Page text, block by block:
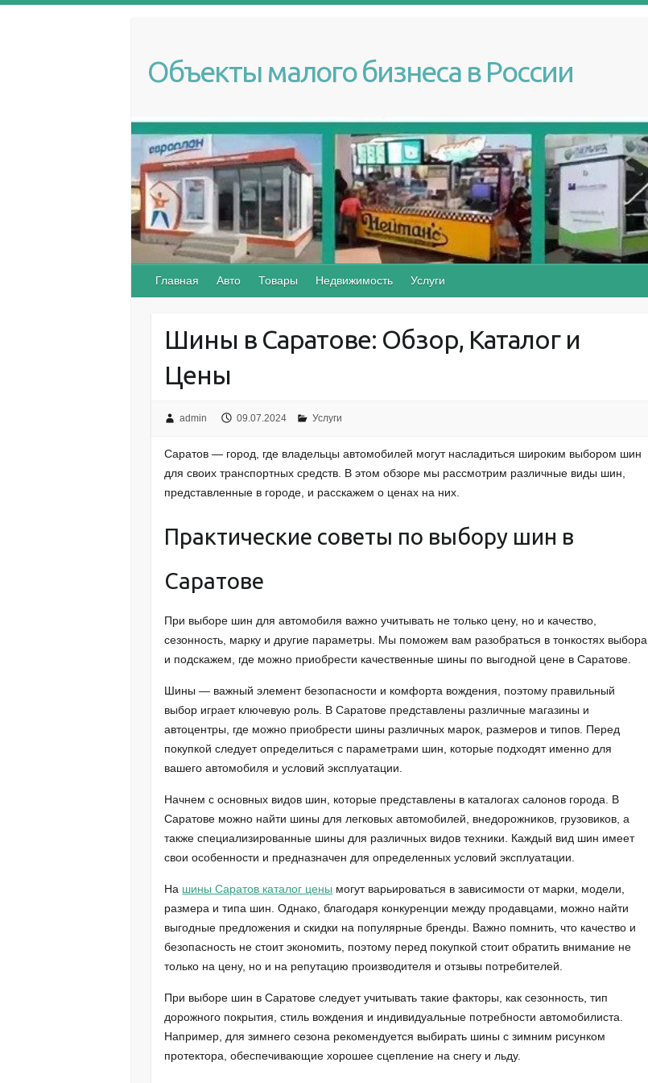
Объекты малого бизнеса в России
Главная Авто Товары Недвижимость Услуги
Шины в Саратове: Обзор, Каталог и
Цены
admin 09.07.2024 Услуги
Саратов — город, где владельцы автомобилей могут насладиться широким выбором шин
для своих транспортных средств. В этом обзоре мы рассмотрим различные виды шин,
представленные в городе, и расскажем о ценах на них.
Практические советы по выбору шин в
Саратове
При выборе шин для автомобиля важно учитывать не только цену, но и качество,
сезонность, марку и другие параметры. Мы поможем вам разобраться в тонкостях выбора
и подскажем, где можно приобрести качественные шины по выгодной цене в Саратове.
Шины — важный элемент безопасности и комфорта вождения, поэтому правильный
выбор играет ключевую роль. В Саратове представлены различные магазины и
автоцентры, где можно приобрести шины различных марок, размеров и типов. Перед
покупкой следует определиться с параметрами шин, которые подходят именно для
вашего автомобиля и условий эксплуатации.
Начнем с основных видов шин, которые представлены в каталогах салонов города. В
Саратове можно найти шины для легковых автомобилей, внедорожников, грузовиков, а
также специализированные шины для различных видов техники. Каждый вид шин имеет
свои особенности и предназначен для определенных условий эксплуатации.
На шины Саратов каталог цены могут варьироваться в зависимости от марки, модели,
размера и типа шин. Однако, благодаря конкуренции между продавцами, можно найти
выгодные предложения и скидки на популярные бренды. Важно помнить, что качество и
безопасность не стоит экономить, поэтому перед покупкой стоит обратить внимание не
только на цену, но и на репутацию производителя и отзывы потребителей.
При выборе шин в Саратове следует учитывать такие факторы, как сезонность, тип
дорожного покрытия, стиль вождения и индивидуальные потребности автомобилиста.
Например, для зимнего сезона рекомендуется выбирать шины с зимним рисунком
протектора, обеспечивающие хорошее сцепление на снегу и льду.